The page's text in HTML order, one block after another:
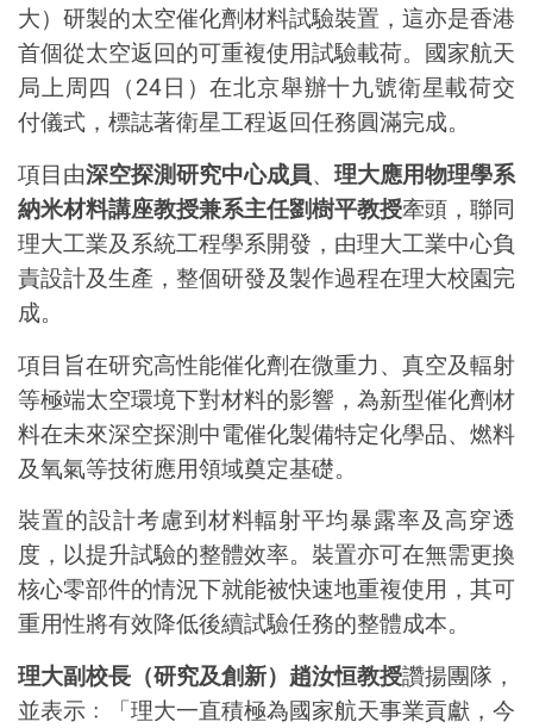
大）研製的太空催化劑材料試驗裝置，這亦是香港
首個從太空返回的可重複使用試驗載荷。國家航天
局上周四（24日）在北京舉辦十九號衛星載荷交
付儀式，標誌著衛星工程返回任務圓滿完成。
項目由深空探測研究中心成員、 理大應用物理學系
納米材料講座教授兼系主任劉樹平教授牽頭，聯同
理大工業及系統工程學系開發，由理大工業中心負
責設計及生產，整個研發及製作過程在理大校園完
成。
項目旨在研究高性能催化劑在微重力、真空及輻射
等極端太空環境下對材料的影響，為新型催化劑材
料在未來深空探測中電催化製備特定化學品、燃料
及氧氣等技術應用領域奠定基礎。
裝置的設計考慮到材料輻射平均暴露率及高穿透
度，以提升試驗的整體效率。裝置亦可在無需更換
核心零部件的情況下就能被快速地重複使用，其可
重用性將有效降低後續試驗任務的整體成本。
理大副校長（研究及創新）趙汝恒教授讚揚團隊，
並表示﹕「理大一直積極為國家航天事業貢獻，今